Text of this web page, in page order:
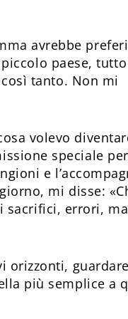
avrebbe
paese, tutto
tanto. Non mi
volevo
speciale
e
mi disse:
sacrifici, errori,
orizzonti,
più semplice a